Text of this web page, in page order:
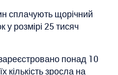
сплачують щорічний
у розмірі 25 тисяч
понад 10
кількість зросла на